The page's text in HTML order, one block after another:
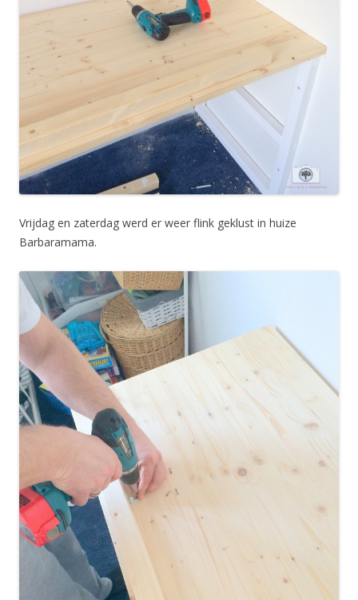
Vrijdag en zaterdag werd er weer flink geklust in huize
Barbaramama.